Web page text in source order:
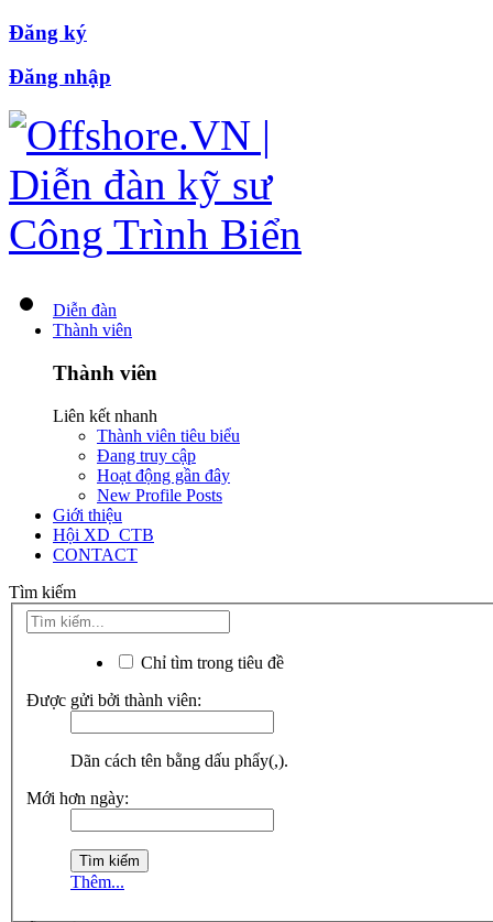
Đăng ký
Đăng nhập
Diễn đàn
Thành viên
Thành viên
Liên kết nhanh
Thành viên tiêu biểu
Đang truy cập
Hoạt động gần đây
New Profile Posts
Giới thiệu
Hội XD_CTB
CONTACT
Tìm kiếm
Chỉ tìm trong tiêu đề
Được gửi bởi thành viên:
Dãn cách tên bằng dấu phẩy(,).
Mới hơn ngày:
Thêm...